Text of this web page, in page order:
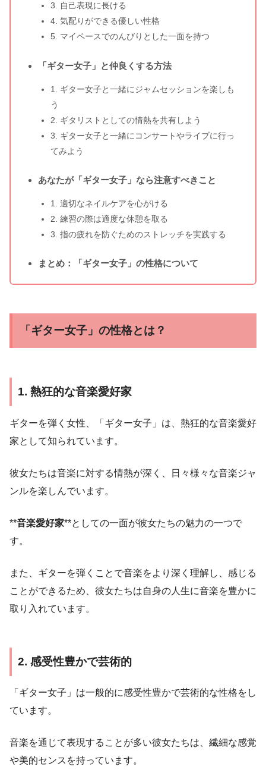
3. 自己表現に長ける
4. 気配りができる優しい性格
5. マイペースでのんびりとした一面を持つ
「ギター女子」と仲良くする方法
1. ギター女子と一緒にジャムセッションを楽しも
う
2. ギタリストとしての情熱を共有しよう
3. ギター女子と一緒にコンサートやライブに行っ
てみよう
あなたが「ギター女子」なら注意すべきこと
1. 適切なネイルケアを心がける
2. 練習の際は適度な休憩を取る
3. 指の疲れを防ぐためのストレッチを実践する
まとめ：「ギター女子」の性格について
「ギター女子」の性格とは？
1. 熱狂的な音楽愛好家
ギターを弾く女性、「ギター女子」は、熱狂的な音楽愛好
家として知られています。
彼女たちは音楽に対する情熱が深く、日々様々な音楽ジャ
ンルを楽しんでいます。
**音楽愛好家**としての一面が彼女たちの魅力の一つで
す。
また、ギターを弾くことで音楽をより深く理解し、感じる
ことができるため、彼女たちは自身の人生に音楽を豊かに
取り入れています。
2. 感受性豊かで芸術的
「ギター女子」は一般的に感受性豊かで芸術的な性格をし
ています。
音楽を通じて表現することが多い彼女たちは、繊細な感覚
や美的センスを持っています。